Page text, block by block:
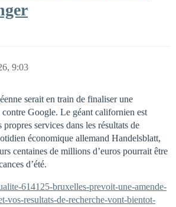
9:03
serait en train de finaliser une
Google. Le géant californien est
propres services dans les résultats de
économique allemand Handelsblatt,
centaines de millions d’euros pourrait être
d’été.
614125-bruxelles-prevoit-une-amende-
vos-resultats-de-recherche-vont-bientot-